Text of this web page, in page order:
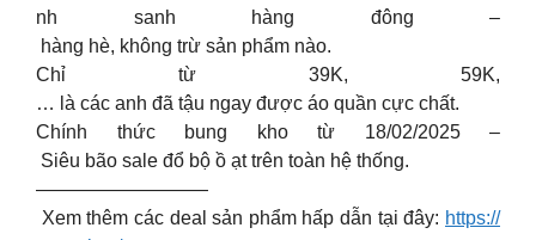
nh sanh hàng đông –
hàng hè, không trừ sản phẩm nào.
Chỉ từ 39K, 59K,
… là các anh đã tậu ngay được áo quần cực chất.
Chính thức bung kho từ 18/02/2025 –
Siêu bão sale đổ bộ ồ ạt trên toàn hệ thống.
—————————
Xem thêm các deal sản phẩm hấp dẫn tại đây: https://